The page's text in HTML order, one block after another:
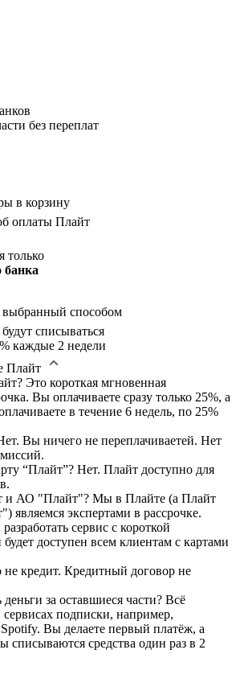
без переплат
в корзину
оплаты Плайт
только
банка
выбранный способом
списываться
каждые 2 недели
Плайт
Это короткая мгновенная
Вы оплачиваете сразу только 25%, а
в течение 6 недель, по 25%
Вы ничего не переплачиваетей. Нет
“Плайт”? Нет. Плайт доступно для
и АО "Плайт"? Мы в Плайте (а Плайт
являемся экспертами в рассрочке.
сервис с короткой
доступен всем клиентам с картами
не кредит. Кредитный договор не
за оставшиеся части? Всё
сервисах подписки, например,
Вы делаете первый платёж, а
списываются средства один раз в 2